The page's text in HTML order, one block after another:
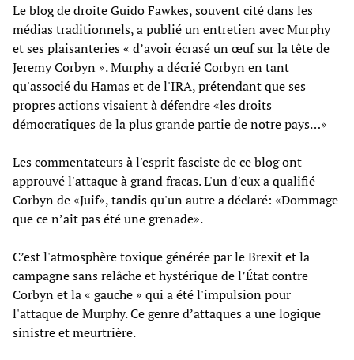
Le blog de droite Guido Fawkes, souvent cité dans les
médias traditionnels, a publié un entretien avec Murphy
et ses plaisanteries « d’avoir écrasé un œuf sur la tête de
Jeremy Corbyn ». Murphy a décrié Corbyn en tant
qu'associé du Hamas et de l'IRA, prétendant que ses
propres actions visaient à défendre «les droits
démocratiques de la plus grande partie de notre pays…»
Les commentateurs à l'esprit fasciste de ce blog ont
approuvé l'attaque à grand fracas. L'un d'eux a qualifié
Corbyn de «Juif», tandis qu'un autre a déclaré: «Dommage
que ce n’ait pas été une grenade».
C’est l'atmosphère toxique générée par le Brexit et la
campagne sans relâche et hystérique de l’État contre
Corbyn et la « gauche » qui a été l'impulsion pour
l'attaque de Murphy. Ce genre d’attaques a une logique
sinistre et meurtrière.